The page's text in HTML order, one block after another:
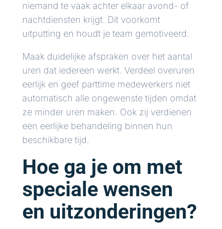
niemand te vaak achter elkaar avond- of
nachtdiensten krijgt. Dit voorkomt
uitputting en houdt je team gemotiveerd.
Maak duidelijke afspraken over het aantal
uren dat iedereen werkt. Verdeel overuren
eerlijk en geef parttime medewerkers niet
automatisch alle ongewenste tijden omdat
ze minder uren maken. Ook zij verdienen
een eerlijke behandeling binnen hun
beschikbare tijd.
Hoe ga je om met
speciale wensen
en uitzonderingen?